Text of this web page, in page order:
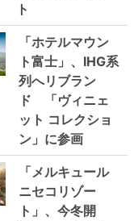
ト
「ホテルマウン
ト富士」、IHG系
列へリブラン
ド 「ヴィニェ
ット コレクショ
ン」に参画
「メルキュール
ニセコリゾー
ト」、今冬開